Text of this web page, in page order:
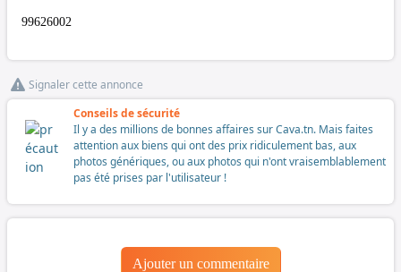
99626002
Signaler cette annonce
Conseils de sécurité
Il y a des millions de bonnes affaires sur Cava.tn. Mais faites
attention aux biens qui ont des prix ridiculement bas, aux
photos génériques, ou aux photos qui n'ont vraisemblablement
pas été prises par l'utilisateur !
Ajouter un commentaire